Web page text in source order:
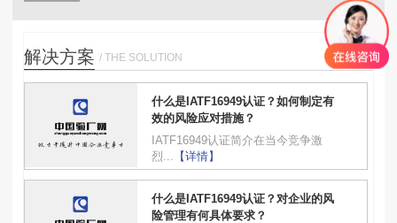
解决方案 / THE SOLUTION
什么是IATF16949认证？如何制定有
效的风险应对措施？
IATF16949认证简介在当今竞争激
烈...
【详情】
什么是IATF16949认证？对企业的风
险管理有何具体要求？